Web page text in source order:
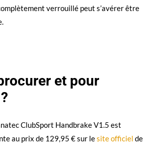
verrouillé peut s’avérer être
et pour
ClubSport Handbrake V1.5 est
au prix de 129,95 € sur lesite officiel de